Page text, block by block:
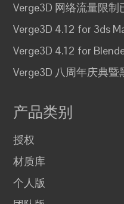
Verge3D 网络流量限制
Verge3D 4.12 for 3ds
Verge3D 4.12 for
Verge3D 八周年庆典
产品类别
授权
材质库
个人版